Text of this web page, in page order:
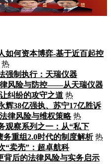
如何资本博弈-基于近百起控
热
强制执行：天瑞仪器
律风险与防控——从天瑞仪器
纠纷的攻守之道 热
辉38亿强执、苏宁17亿胜诉
律风险与维权策略 热
观察系列之一：从“私下
重组2.0时代的制度解析 热
“卖壳”：超卓航科
背后的法律风险与实务启示